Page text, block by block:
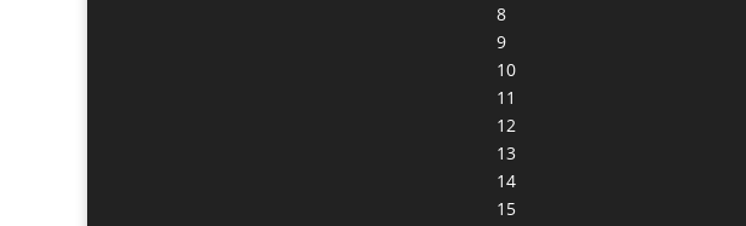
8
9
10
11
12
13
14
15